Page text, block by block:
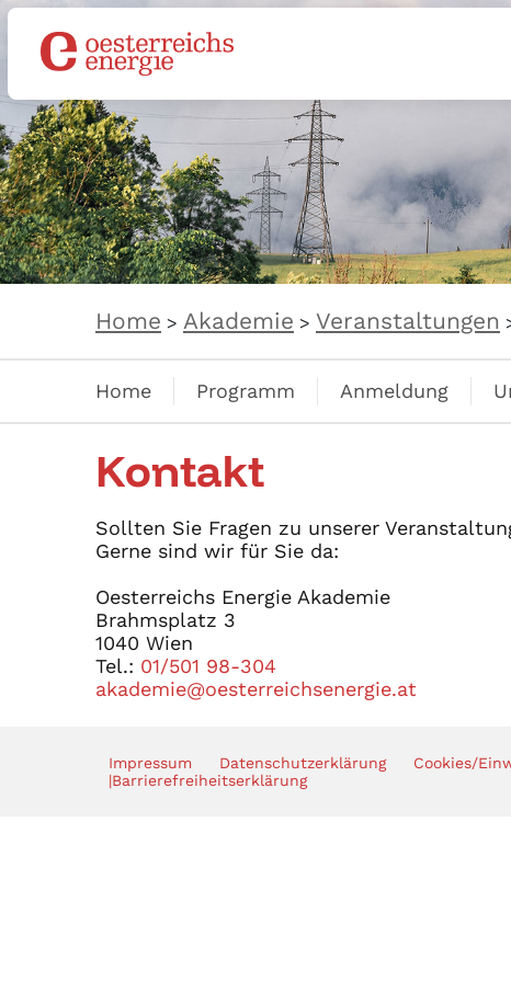
Home > Akademie > Veranstaltungen
Home Programm Anmeldung
Kontakt
Sollten Sie Fragen zu unserer
Gerne sind wir für Sie da:
Oesterreichs Energie Akademie
Brahmsplatz 3
1040 Wien
Tel.: 01/501 98-304
akademie@oesterreichsenergie.at
Impressum Datenschutzerklärung
Cookies/
|Barrierefreiheitserklärung